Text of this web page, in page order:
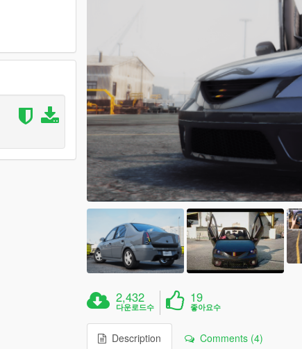
2,432
다운로드수
19
좋아요수
Description Comments (4)